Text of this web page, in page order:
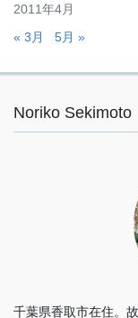
2011年4月
« 3月 5月 »
Noriko Sekimoto
千葉県香取市在住。